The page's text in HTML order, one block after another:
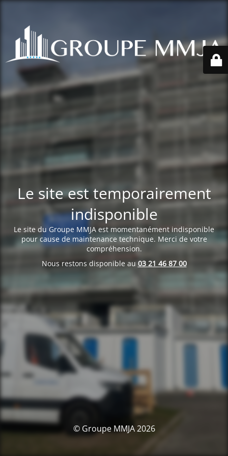
Le site est temporairement
indisponible
Le site du Groupe MMJA est momentanément indisponible
pour cause de maintenance technique. Merci de votre
compréhension.
Nous restons disponible au03 21 46 87 00
© Groupe MMJA 2026